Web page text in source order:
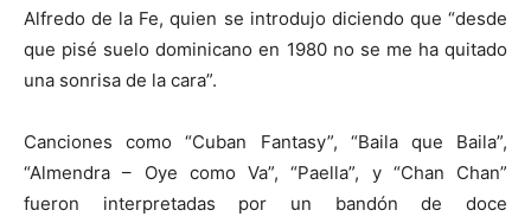
Alfredo de la Fe, quien se introdujo diciendo que “desde
que pisé suelo dominicano en 1980 no se me ha quitado
una sonrisa de la cara”.
Canciones como “Cuban Fantasy”, “Baila que Baila”,
“Almendra – Oye como Va”, “Paella”, y “Chan Chan”
fueron interpretadas por un bandón de doce